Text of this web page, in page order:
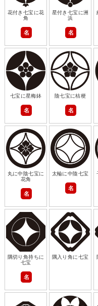
花付き七宝に花
角
名
星付き七宝に洲
浜
名
七宝に星梅鉢
名
陰七宝に桔梗
名
丸に中陰七宝に
花角
名
太輪に中陰七宝
名
隅切り角持ちに
七宝
名
隅入り角に七宝